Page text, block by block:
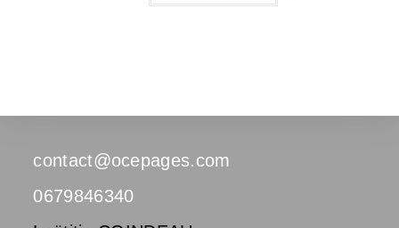
contact@ocepages.com
0679846340